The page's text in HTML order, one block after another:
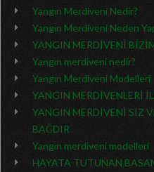
Yangın Merdiveni Nedir?
Yangın Merdiveni Neden
YANGIN MERDİVENİ
Yangın merdiveni nedir?
Yangın Merdiveni Modelleri
YANGIN MERDİVENLERİ
YANGIN MERDİVENİ SİZ
BAĞDIR
Yangın merdiveni modelleri
HAYATA TUTUNAN